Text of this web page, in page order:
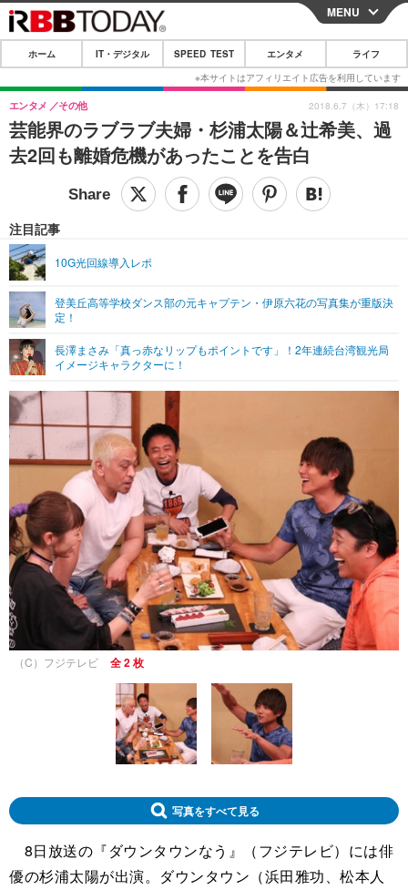
CLOSE
ホーム
IT・デジタル
IT・デジタルTOP スマートフォン
ガジェット・ツール
ショッピング その他
SPEED TEST
エンタメTOP 映画・ドラマ
ショッピング その他
ライフTOP
リリース一覧
プッシュ通知の停止方法
MENU
ホーム IT・デジタル SPEED TEST エンタメ ライフ
芸能界のラブラブ夫婦・杉浦太陽＆辻希美、過
去2回も離婚危機があったことを告白
エンタメ その他
注目記事
10G光回線導入レポ
登美丘高等学校ダンス部の元キャプテン・伊原六花の写真集が重版決
定！
長澤まさみ「真っ赤なリップもポイントです」！2年連続台湾観光局
イメージキャラクターに！
2018.6.7（木）17:18
（C）フジテレビ 全 2 枚
写真をすべて見る
8日放送の『ダウンタウンなう』（フジテレビ）には俳
優の杉浦太陽が出演。ダウンタウン（浜田雅功、松本人